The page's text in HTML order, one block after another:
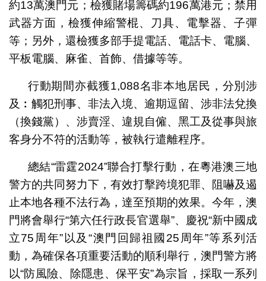
約13萬澳門元；檢獲賭場籌碼約196萬港元；禁用
武器方面，檢獲伸縮警棍、刀具、電擊器、子彈
等；另外，還檢獲多部手提電話、電話卡、電腦、
平板電腦、麻雀、首飾、借據等等。
行動期間亦截獲1,088名非本地居民，分別涉
及︰觸犯刑事、非法入境、逾期逗留、涉非法兌換
（換錢黨）、涉賣淫、違規自僱、黑工及從事與旅
客身分不符的活動等，被執行遣離程序。
總結“雷霆2024”聯合打擊行動，在粵港澳三地
警方的共同努力下，有效打擊跨境犯罪、阻嚇及遏
止本地各種不法行為，達至預期的效果。今年，澳
門將會舉行“第六任行政長官選舉”、慶祝“新中國成
立75周年”以及“澳門回歸祖國25周年”等系列活
動，為確保各項重要活動的順利舉行，澳門警方將
以“防風險、除隱患、保平安”為宗旨，採取一系列